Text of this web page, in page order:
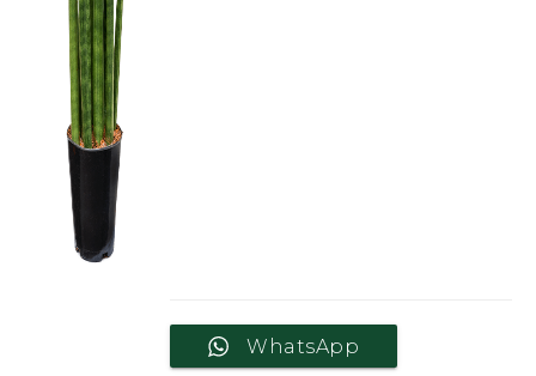
WhatsApp